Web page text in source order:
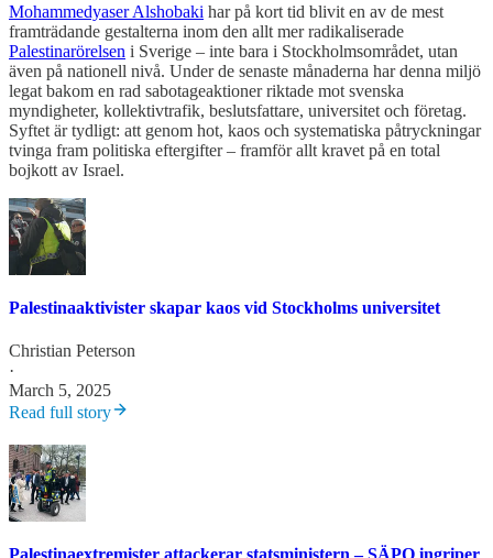
Mohammedyaser Alshobaki har på kort tid blivit en av de mest
framträdande gestalterna inom den allt mer radikaliserade
Palestinarörelsen i Sverige – inte bara i Stockholmsområdet, utan
även på nationell nivå. Under de senaste månaderna har denna miljö
legat bakom en rad sabotageaktioner riktade mot svenska
myndigheter, kollektivtrafik, beslutsfattare, universitet och företag.
Syftet är tydligt: att genom hot, kaos och systematiska påtryckningar
tvinga fram politiska eftergifter – framför allt kravet på en total
bojkott av Israel.
Palestinaaktivister skapar kaos vid Stockholms universitet
Christian Peterson
·
March 5, 2025
Read full story